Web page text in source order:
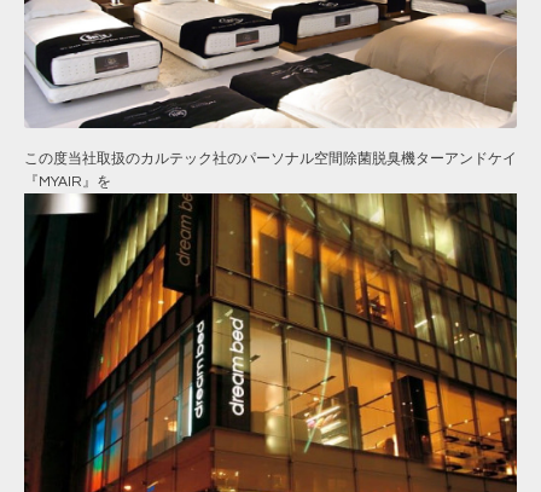
この度当社取扱のカルテック社のパーソナル空間除菌脱臭機ターアンドケイ
『MYAIR』を